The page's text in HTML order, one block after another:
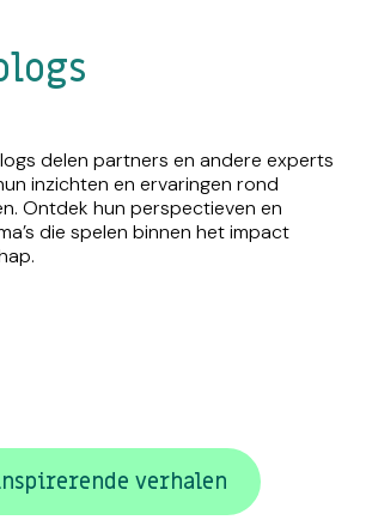
delen partners en andere experts
inzichten en ervaringen rond
Ontdek hun perspectieven en
die spelen binnen het impact
verhalen